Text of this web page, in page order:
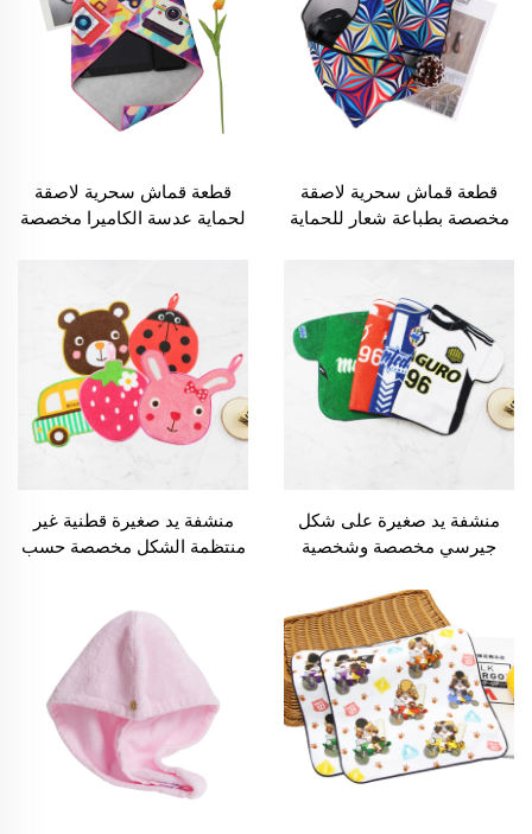
قطعة قماش سحرية لاصقة
مخصصة بطباعة شعار للحماية
قطعة قماش سحرية لاصقة
لحماية عدسة الكاميرا مخصصة
منشفة يد صغيرة على شكل
جيرسي مخصصة وشخصية
منشفة يد صغيرة قطنية غير
منتظمة الشكل مخصصة حسب